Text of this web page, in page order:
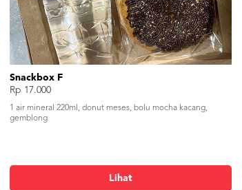
Snackbox F
Rp 17.000
1 air mineral 220ml, donut meses, bolu mocha kacang,
gemblong
Lihat